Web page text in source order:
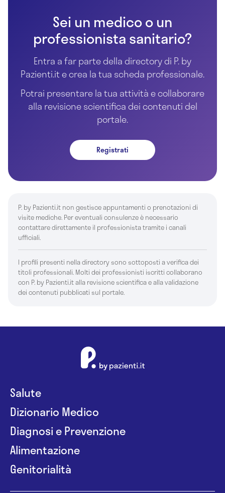
Sei un medico o un
professionista sanitario?
Entra a far parte della directory di P. by
Pazienti.it e crea la tua scheda professionale.
Potrai presentare la tua attività e collaborare
alla revisione scientifica dei contenuti del
portale.
Registrati
P. by Pazienti.it non gestisce appuntamenti o prenotazioni di
visite mediche. Per eventuali consulenze è necessario
contattare direttamente il professionista tramite i canali
ufficiali.
I profili presenti nella directory sono sottoposti a verifica dei
titoli professionali. Molti dei professionisti iscritti collaborano
con P. by Pazienti.it alla revisione scientifica e alla validazione
dei contenuti pubblicati sul portale.
Salute
Dizionario Medico
Diagnosi e Prevenzione
Alimentazione
Genitorialità